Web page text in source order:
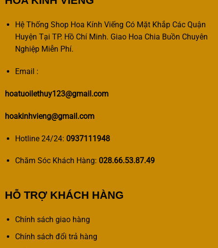
Hệ Thống Shop Hoa Kính Viếng Có Mặt Khắp Các Quận
Huyện Tại TP. Hồ Chí Minh. Giao Hoa Chia Buồn Chuyên
Nghiệp Miễn Phí.
Email :
hoatuoilethuy123@gmail.com
hoakinhvieng@gmail.com
Hotline 24/24: 0937111948
Chăm Sóc Khách Hàng: 028.66.53.87.49
HỖ TRỢ KHÁCH HÀNG
Chính sách giao hàng
Chính sách đổi trả hàng